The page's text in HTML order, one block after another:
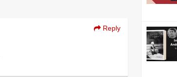
Reply